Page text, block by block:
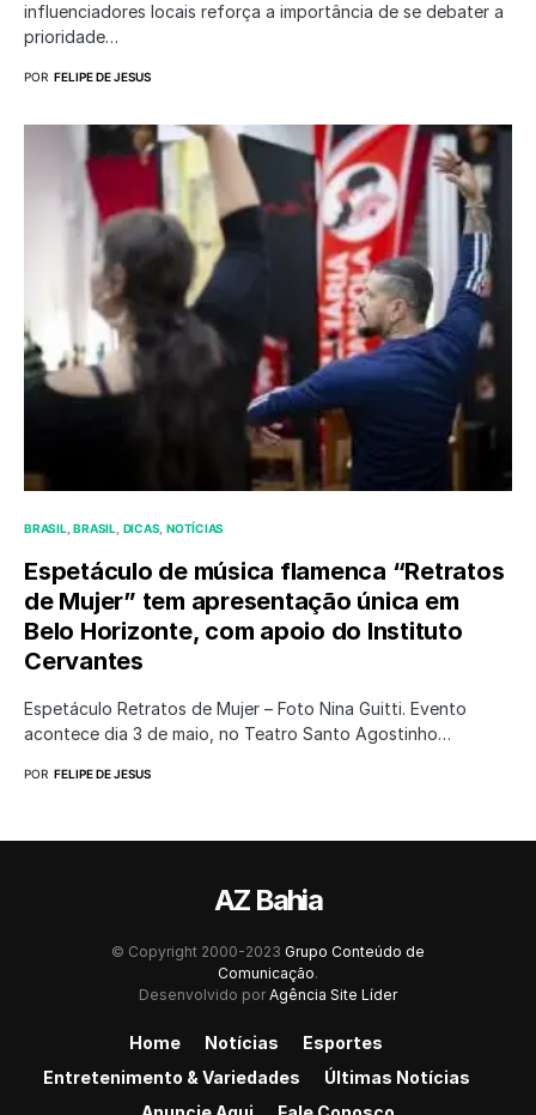
influenciadores locais reforça a importância de se debater a
prioridade…
POR FELIPE DE JESUS
BRASIL BRASIL DICAS NOTÍCIAS
Espetáculo de música flamenca “Retratos
de Mujer” tem apresentação única em
Belo Horizonte, com apoio do Instituto
Cervantes
Espetáculo Retratos de Mujer – Foto Nina Guitti. Evento
acontece dia 3 de maio, no Teatro Santo Agostinho…
POR FELIPE DE JESUS
AZ Bahia
© Copyright 2000-2023 Grupo Conteúdo de
Comunicação.
Desenvolvido por Agência Site Líder
Home Notícias
Esportes
Entretenimento & Variedades
Últimas Notícias